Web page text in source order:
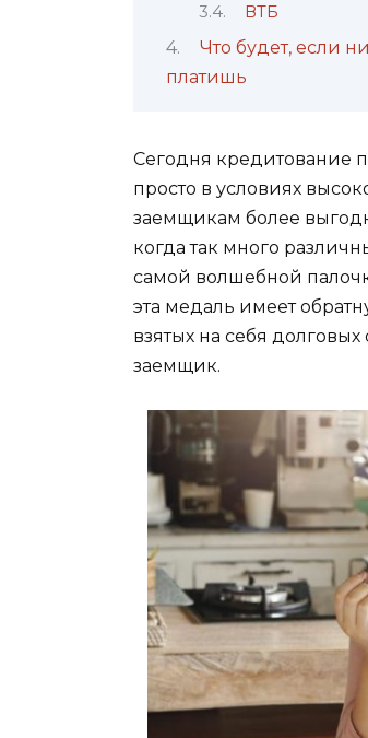
ВТБ
Что будет, если
платишь
Сегодня кредитование
просто в условиях
заемщикам более
когда так много
самой волшебной
эта медаль имеет
взятых на себя
заемщик.